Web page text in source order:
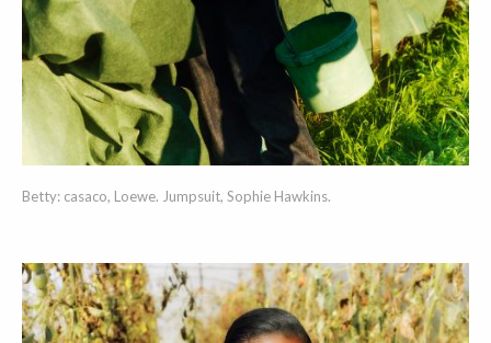
Betty: casaco, Loewe. Jumpsuit, Sophie Hawkins.